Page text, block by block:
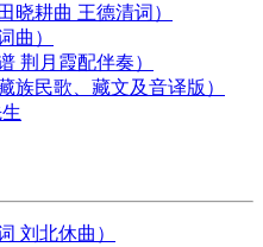
晓耕曲 王德清词）
曲）
荆月霞配伴奏）
族民歌、藏文及音译版）
刘北休曲）